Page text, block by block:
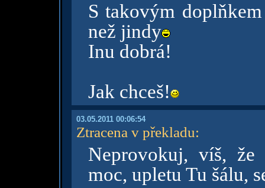
S takovým
než jindy
Inu dobrá!
Jak chceš!
03.05.2011 00:06:54
Ztracena v překladu:
Neprovokuj, víš,
moc, upletu Tu šálu,